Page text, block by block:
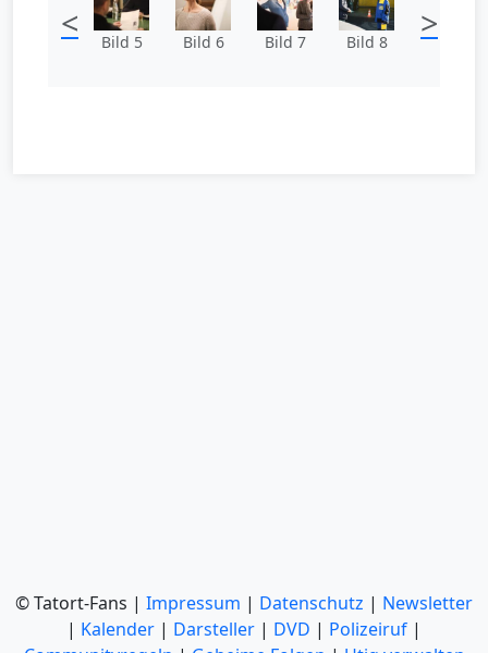
< Bild 5 Bild 6 Bild 7 Bild 8 >
© Tatort-Fans | Impressum | Datenschutz | Newsletter
| Kalender | Darsteller | DVD | Polizeiruf |